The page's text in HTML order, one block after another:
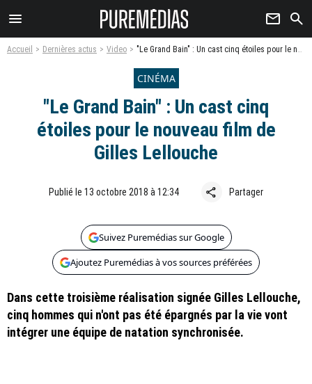
menu newsletter search
Accueil Dernières actus Video "Le Grand Bain" : Un cast cinq étoiles pour le nouveau film de Gilles Lellouche
CINÉMA
"Le Grand Bain" : Un cast cinq
étoiles pour le nouveau film de
Gilles Lellouche
Publié le 13 octobre 2018 à 12:34 share Partager
Suivez Puremédias sur Google
Ajoutez Puremédias à vos sources préférées
Dans cette troisième réalisation signée Gilles Lellouche,
cinq hommes qui n'ont pas été épargnés par la vie vont
intégrer une équipe de natation synchronisée.